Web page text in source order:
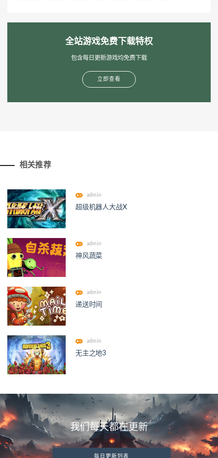
全站游戏免费下载特权
包含每日更新游戏均免费下载
立即查看
相关推荐
admin
超级机器人大战X
admin
神风蔬菜
admin
递送时间
admin
无主之地3
我们每天都在更新
每日更新列表